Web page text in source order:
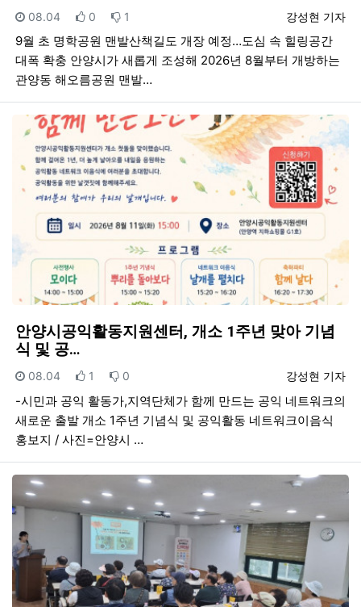
등록자
강성현 기자
등록일
08.04 추천
0 비추천
1
9월 초 명학공원 맨발산책길도 개장 예정…도심 속 힐링공간
대폭 확충 안양시가 새롭게 조성해 2026년 8월부터 개방하는
관양동 해오름공원 맨발…
안양시공익활동지원센터, 개소 1주년 맞아 기념
식 및 공…
등록자
강성현 기자
등록일
08.04 추천
1 비추천
0
-시민과 공익 활동가,지역단체가 함께 만드는 공익 네트워크의
새로운 출발 개소 1주년 기념식 및 공익활동 네트워크이음식
홍보지 / 사진=안양시 …